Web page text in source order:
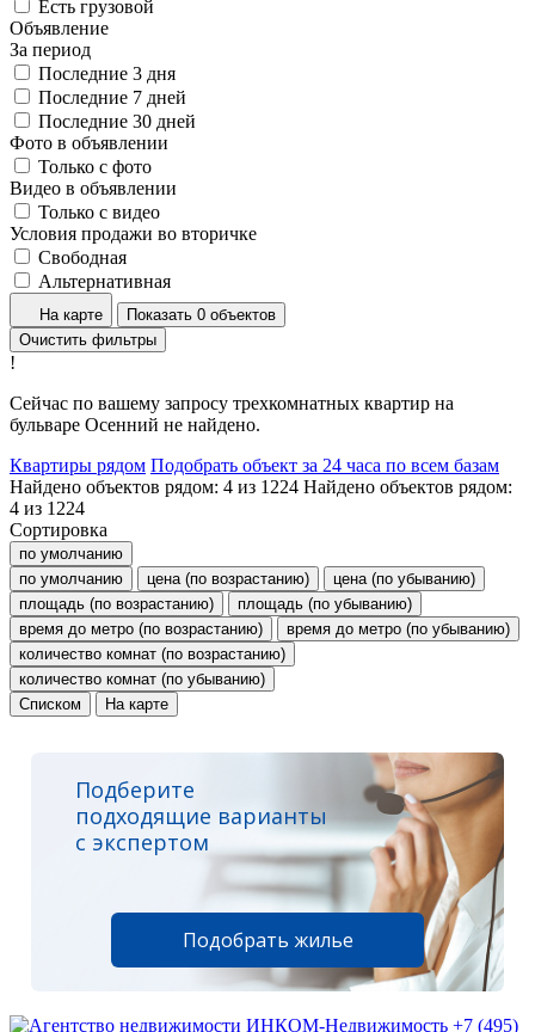
Есть грузовой
Объявление
За период
Последние 3 дня
Последние 7 дней
Последние 30 дней
Фото в объявлении
Только с фото
Видео в объявлении
Только с видео
Условия продажи во вторичке
Свободная
Альтернативная
На карте
Показать 0 объектов
Очистить фильтры
!
Сейчас по вашему запросу трехкомнатных квартир на
бульваре Осенний не найдено.
Квартиры рядом Подобрать объект за 24 часа по всем базам
Найдено объектов рядом: 4 из 1224 Найдено объектов рядом:
4 из 1224
Сортировка
по умолчанию
по умолчанию
цена (по возрастанию)
цена (по убыванию)
площадь (по возрастанию)
площадь (по убыванию)
время до метро (по возрастанию)
время до метро (по убыванию)
количество комнат (по возрастанию)
количество комнат (по убыванию)
Списком
На карте
Подберите
подходящие варианты
с экспертом
Подобрать жилье
+7 (495)